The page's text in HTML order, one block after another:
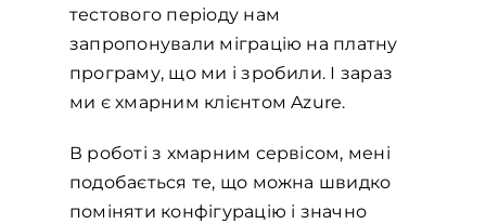
тестового періоду нам
запропонували міграцію на платну
програму, що ми і зробили. І зараз
ми є хмарним клієнтом Azure.
В роботі з хмарним сервісом, мені
подобається те, що можна швидко
поміняти конфігурацію і значно